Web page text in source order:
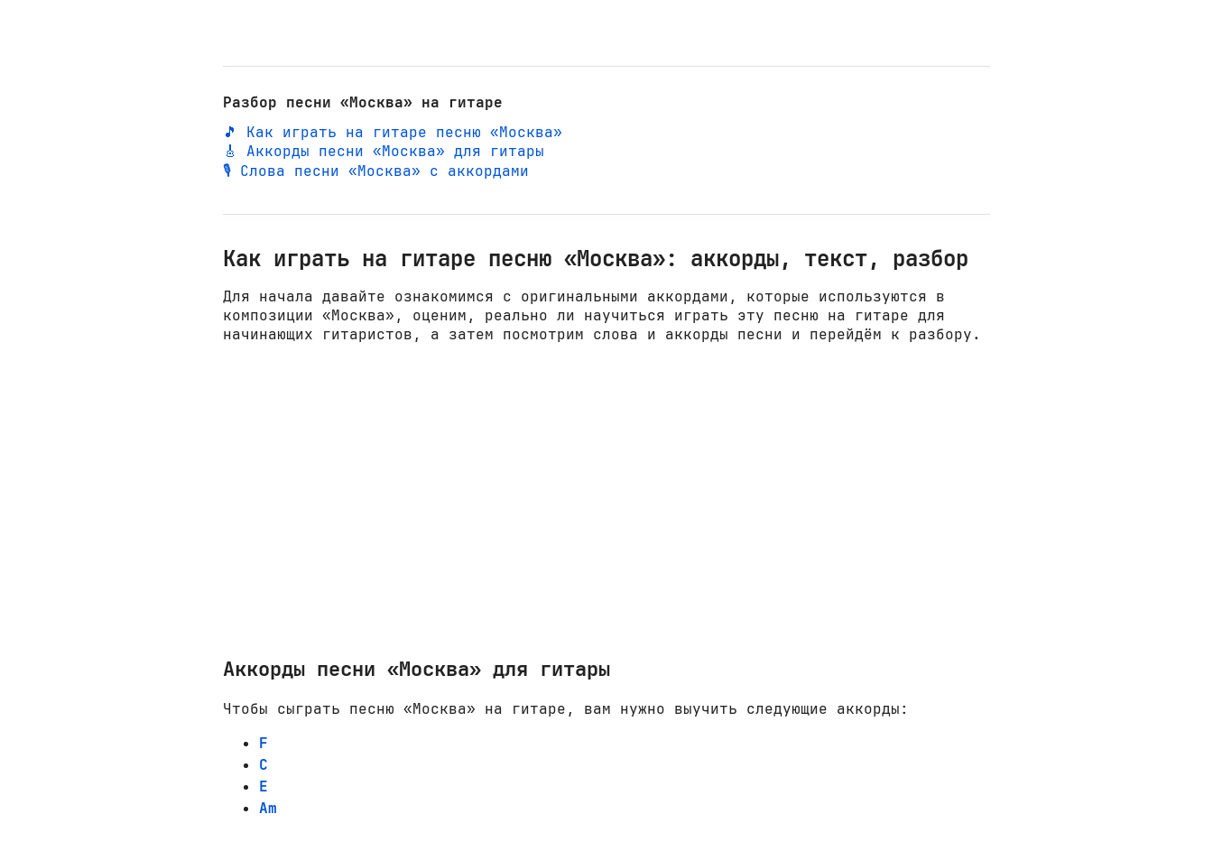
Разбор песни «Москва» на гитаре
🎵 Как играть на гитаре песню «Москва»
🎸 Аккорды песни «Москва» для гитары
🎙️ Слова песни «Москва» с аккордами
Как играть на гитаре песню «Москва»: аккорды, текст, разбор
Для начала давайте ознакомимся с оригинальными аккордами, которые используются в
композиции «Москва», оценим, реально ли научиться играть эту песню на гитаре для
начинающих гитаристов, а затем посмотрим слова и аккорды песни и перейдём к разбору.
Аккорды песни «Москва» для гитары
Чтобы сыграть песню «Москва» на гитаре, вам нужно выучить следующие аккорды:
F
C
E
Am